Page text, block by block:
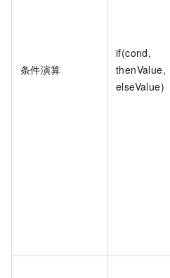
条件演算
if(cond,
thenValue,
elseValue)